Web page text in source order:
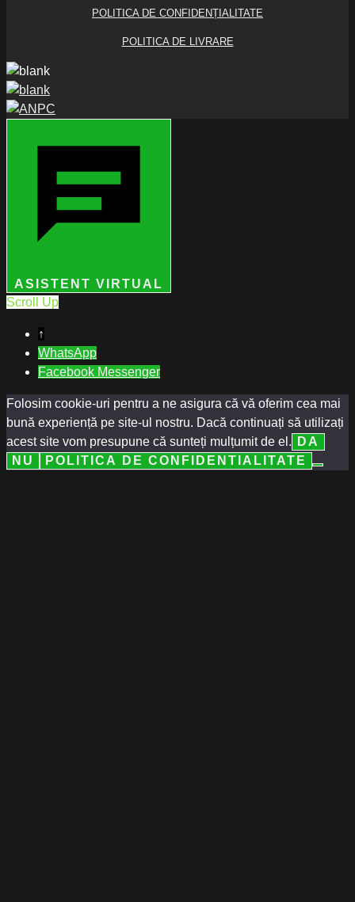
POLITICA DE CONFIDENȚIALITATE
POLITICA DE LIVRARE
ASISTENT VIRTUAL
Scroll Up
↑
WhatsApp
Facebook Messenger
Folosim cookie-uri pentru a ne asigura că vă oferim cea mai
bună experiență pe site-ul nostru. Dacă continuați să utilizați
acest site vom presupune că sunteți mulțumit de el.
DA
NU
POLITICA DE CONFIDENTIALITATE